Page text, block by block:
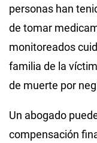
personas han
de tomar
monitoreados
familia de la
de muerte por
Un abogado
compensación